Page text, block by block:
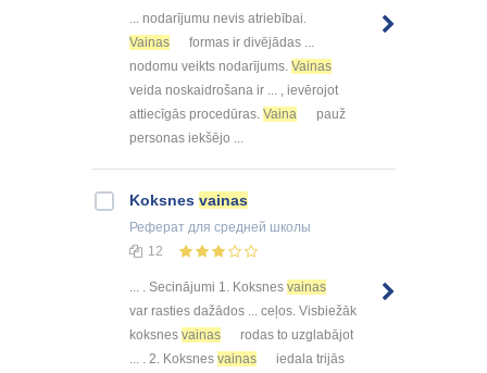
... nodarījumu nevis atriebībai.
Vainas
formas ir divējādas ...
nodomu veikts nodarījums. Vainas
veida noskaidrošana ir ... , ievērojot
attiecīgās procedūras. Vaina
pauž
personas iekšējo ...
Koksnes vainas
Реферат для средней школы
12
... . Secinājumi 1. Koksnes vainas
var rasties dažādos ... ceļos. Visbiežāk
koksnes vainas
rodas to uzglabājot
... . 2. Koksnes vainas
iedala trijās